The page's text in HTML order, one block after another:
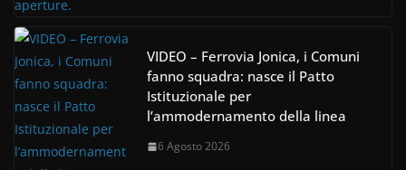
VIDEO – Ferrovia Jonica, i Comuni
fanno squadra: nasce il Patto
Istituzionale per
l’ammodernamento della linea
6 Agosto 2026